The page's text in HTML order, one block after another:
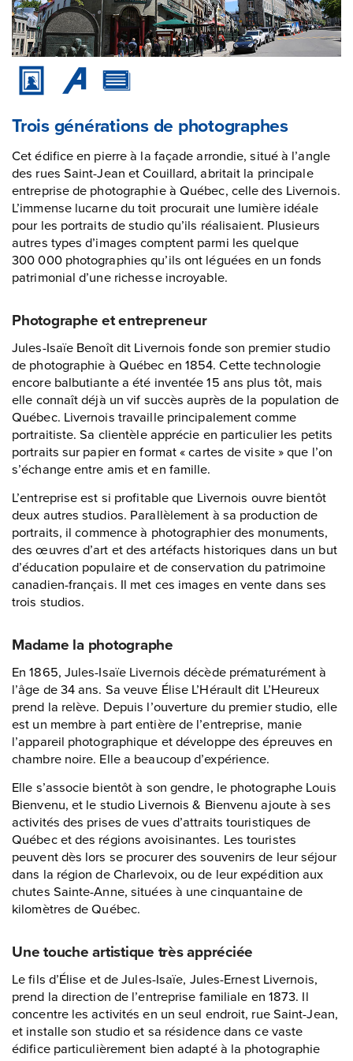
Trois générations de photographes
Cet édifice en pierre à la façade arrondie, situé à l’angle
des rues Saint-Jean et Couillard, abritait la principale
entreprise de photographie à Québec, celle des Livernois.
L’immense lucarne du toit procurait une lumière idéale
pour les portraits de studio qu’ils réalisaient. Plusieurs
autres types d’images comptent parmi les quelque
300 000 photographies qu’ils ont léguées en un fonds
patrimonial d’une richesse incroyable.
Photographe et entrepreneur
Jules-Isaïe Benoît dit Livernois fonde son premier studio
de photographie à Québec en 1854. Cette technologie
encore balbutiante a été inventée 15 ans plus tôt, mais
elle connaît déjà un vif succès auprès de la population de
Québec. Livernois travaille principalement comme
portraitiste. Sa clientèle apprécie en particulier les petits
portraits sur papier en format « cartes de visite » que l’on
s’échange entre amis et en famille.
L’entreprise est si profitable que Livernois ouvre bientôt
deux autres studios. Parallèlement à sa production de
portraits, il commence à photographier des monuments,
des œuvres d’art et des artéfacts historiques dans un but
d’éducation populaire et de conservation du patrimoine
canadien-français. Il met ces images en vente dans ses
trois studios.
Madame la photographe
En 1865, Jules-Isaïe Livernois décède prématurément à
l’âge de 34 ans. Sa veuve Élise L’Hérault dit L’Heureux
prend la relève. Depuis l’ouverture du premier studio, elle
est un membre à part entière de l’entreprise, manie
l’appareil photographique et développe des épreuves en
chambre noire. Elle a beaucoup d’expérience.
Elle s’associe bientôt à son gendre, le photographe Louis
Bienvenu, et le studio Livernois & Bienvenu ajoute à ses
activités des prises de vues d’attraits touristiques de
Québec et des régions avoisinantes. Les touristes
peuvent dès lors se procurer des souvenirs de leur séjour
dans la région de Charlevoix, ou de leur expédition aux
chutes Sainte-Anne, situées à une cinquantaine de
kilomètres de Québec.
Une touche artistique très appréciée
Le fils d’Élise et de Jules-Isaïe, Jules-Ernest Livernois,
prend la direction de l’entreprise familiale en 1873. Il
concentre les activités en un seul endroit, rue Saint-Jean,
et installe son studio et sa résidence dans ce vaste
édifice particulièrement bien adapté à la photographie